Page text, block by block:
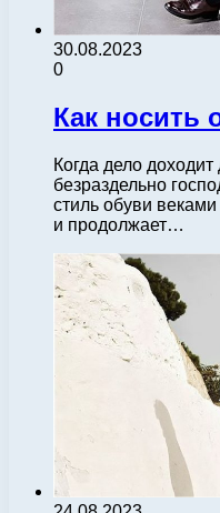
30.08.2023
0
Как носить
Когда дело
безраздельно
стиль обуви
и продолжает…